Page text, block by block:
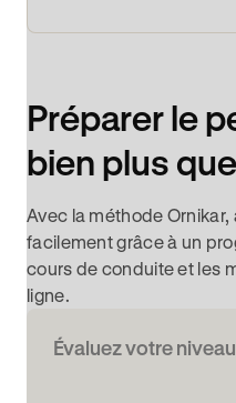
Préparer le
bien plus
Avec la méthode
facilement grâce à un
cours de conduite et les
ligne.
Évaluez votre niveau